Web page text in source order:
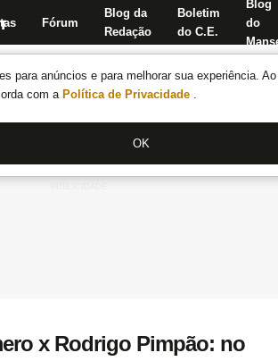
para anúncios e para melhorar sua experiência.
com a Política de Privacidade .
OK
Fórum
Blog da
Redação
Boletim
do C.E.
Blog
do
x Rodrigo Pimpão: no